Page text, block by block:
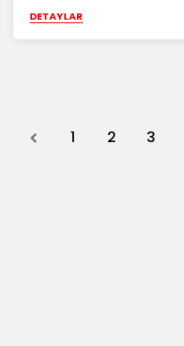
DETAYLAR
Previous
1 2 3